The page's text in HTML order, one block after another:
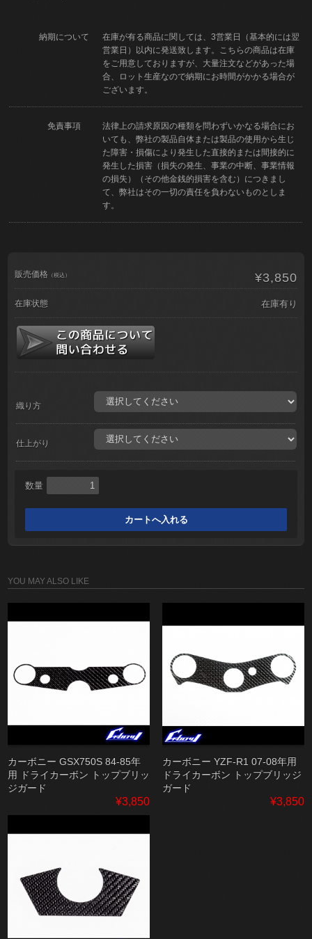
納期について
在庫が有る商品に関しては、3営業日（基本的には翌
営業日）以内に発送致します。こちらの商品は在庫
をご用意しておりますが、大量注文などがあった場
合、ロット生産なので納期にお時間がかかる場合が
ございます。
免責事項
法律上の請求原因の種類を問わずいかなる場合にお
いても、弊社の製品自体または製品の使用から生じ
た障害・損傷により発生した直接的または間接的に
発生した損害（損失の発生、事業の中断、事業情報
の損失）（その他金銭的損害を含む）につきまし
て、弊社はその一切の責任を負わないものとしま
す。
販売価格 （税込） ¥3,850
在庫状態 在庫有り
織り方
仕上がり
数量
YOU MAY ALSO LIKE
カーボニー GSX750S 84-85年
用 ドライカーボン トップブリッ
ジガード
¥3,850
カーボニー YZF-R1 07-08年用
ドライカーボン トップブリッジ
ガード
¥3,850